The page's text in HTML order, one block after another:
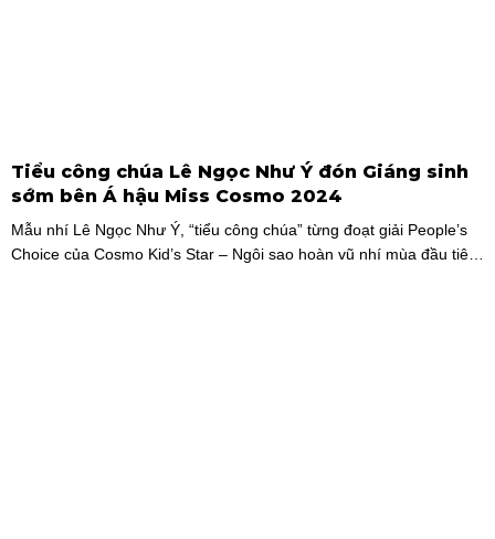
Tiểu công chúa Lê Ngọc Như Ý đón Giáng sinh
sớm bên Á hậu Miss Cosmo 2024
Mẫu nhí Lê Ngọc Như Ý, “tiểu công chúa” từng đoạt giải People’s
Choice của Cosmo Kid’s Star – Ngôi sao hoàn vũ nhí mùa đầu tiên